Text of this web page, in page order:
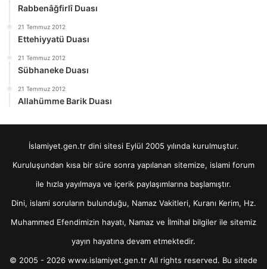
Rabbenâğfirlî Duası
21 Temmuz 2012
Ettehiyyatü Duası
21 Temmuz 2012
Sübhaneke Duası
21 Temmuz 2012
Allahümme Barik Duası
İslamiyet.gen.tr dini sitesi Eylül 2005 yılında kurulmuştur.
Kuruluşundan kısa bir süre sonra yapılanan sitemize, islami forum
ile hızla yayılmaya ve içerik paylaşımlarına başlamıştır.
Dini, islami soruların bulunduğu, Namaz Vakitleri, Kuranı Kerim, Hz.
Muhammed Efendimizin hayatı, Namaz ve İlmihal bilgiler ile sitemiz
yayın hayatına devam etmektedir.
© 2005 - 2026 www.islamiyet.gen.tr All rights reserved. Bu sitede